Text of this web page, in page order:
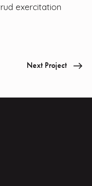
exercitation
Next Project